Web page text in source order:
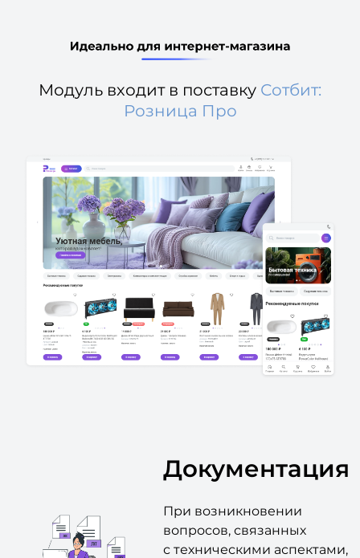
Модуль входит в поставку Сотбит:
Розница Про
Документация
При возникновении
вопросов, связанных
с техническими аспектами,